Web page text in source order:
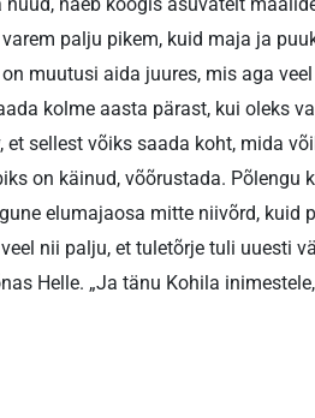
näeb köögis asuvatelt
palju pikem, kuid maja ja
muutusi aida juures, mis aga
kolme aasta pärast, kui oleks
et sellest võiks saada koht, mida
on käinud, võõrustada. Põlengu
elumajaosa mitte niivõrd, kuid
nii palju, et tuletõrje tuli uuesti
Helle. „Ja tänu Kohila